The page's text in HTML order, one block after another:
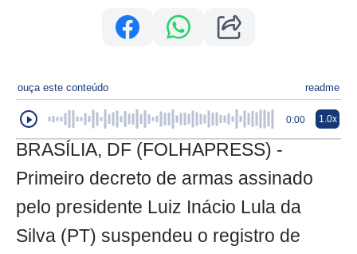
ouça este conteúdo readme
0:00 1.0x
BRASÍLIA, DF (FOLHAPRESS) -
Primeiro decreto de armas assinado
pelo presidente Luiz Inácio Lula da
Silva (PT) suspendeu o registro de